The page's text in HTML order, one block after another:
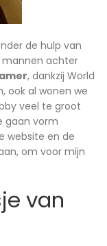
de hulp van
mannen achter
, dankzij World
ook al wonen we
veel te groot
gaan vorm
website en de
om voor mijn
van